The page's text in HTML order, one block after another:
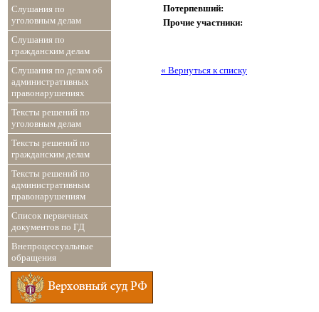
Слушания по
уголовным делам
Слушания по
гражданским делам
Слушания по делам об
административных
правонарушениях
Тексты решений по
уголовным делам
Тексты решений по
гражданским делам
Тексты решений по
административным
правонарушениям
Список первичных
документов по ГД
Внепроцессуальные
обращения
Потерпевший:
Прочие участники:
« Вернуться к списку